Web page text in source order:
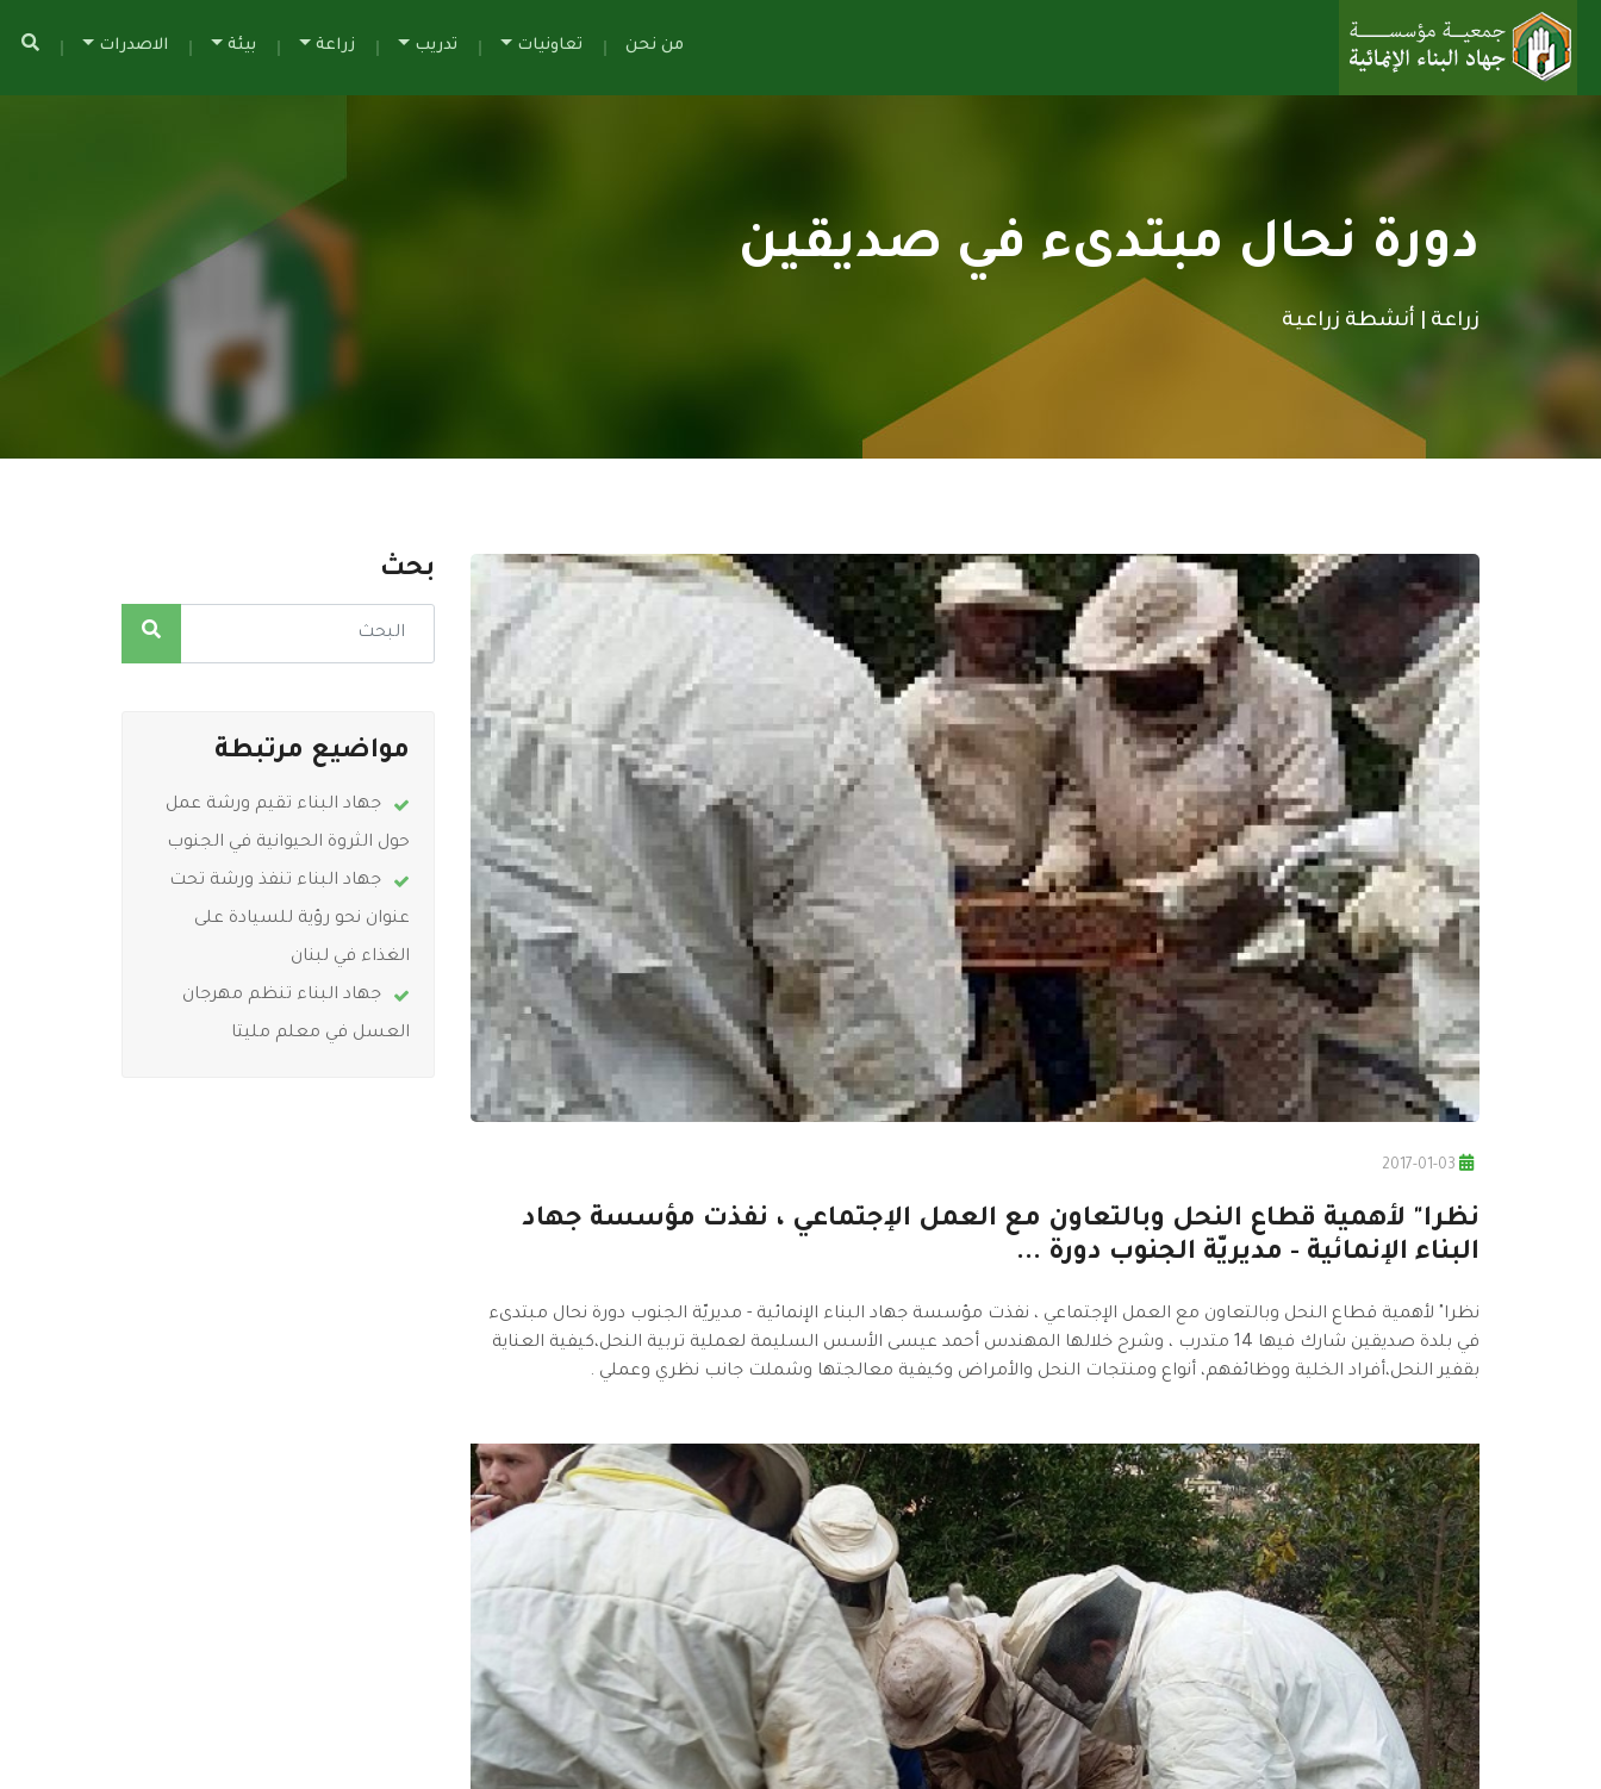
من نحن تعاونيات تدريب زراعة بيئة الاصدرات
دورة نحال مبتدىء في صديقين
زراعة | أنشطة زراعية
نظرا" لأهمية قطاع النحل وبالتعاون مع العمل الإجتماعي ، نفذت مؤسسة جهاد
البناء الإنمائية - مديريّة الجنوب دورة ...
نظرا" لأهمية قطاع النحل وبالتعاون مع العمل الإجتماعي ، نفذت مؤسسة جهاد البناء الإنمائية - مديريّة الجنوب دورة نحال مبتدىء
في بلدة صديقين شارك فيها 14 متدرب ، وشرح خلالها المهندس أحمد عيسى الأسس السليمة لعملية تربية النحل،كيفية العناية
بقفير النحل،أفراد الخلية ووظائفهم، أنواع ومنتجات النحل والأمراض وكيفية معالجتها وشملت جانب نظري وعملي .
بحث
مواضيع مرتبطة
جهاد البناء تقيم ورشة عمل
حول الثروة الحيوانية في الجنوب
جهاد البناء تنفذ ورشة تحت
عنوان نحو رؤية للسيادة على
الغذاء في لبنان
جهاد البناء تنظم مهرجان
العسل في معلم مليتا